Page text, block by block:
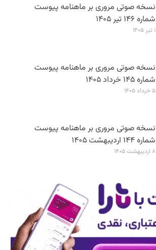
نسخه صوتی مروری بر ماهنامه پیوست
شماره ۱۴۶ تیر ۱۴۰۵
۱ تیر ۱۴۰۵
نسخه صوتی مروری بر ماهنامه پیوست
شماره ۱۴۵ خرداد ۱۴۰۵
۵ خرداد ۱۴۰۵
نسخه صوتی مروری بر ماهنامه پیوست
شماره ۱۴۴ اردیبهشت ۱۴۰۵
۸ اردیبهشت ۱۴۰۵